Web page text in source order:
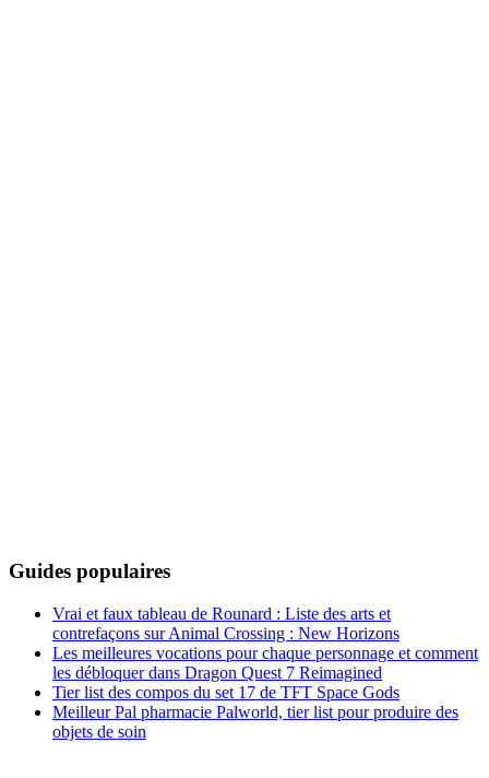
Guides populaires
Vrai et faux tableau de Rounard : Liste des arts et
contrefaçons sur Animal Crossing : New Horizons
Les meilleures vocations pour chaque personnage et comment
les débloquer dans Dragon Quest 7 Reimagined
Tier list des compos du set 17 de TFT Space Gods
Meilleur Pal pharmacie Palworld, tier list pour produire des
objets de soin